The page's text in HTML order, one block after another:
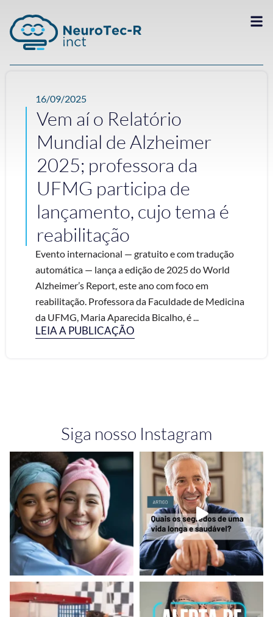
16/09/2025
Vem aí o Relatório
Mundial de Alzheimer
2025; professora da
UFMG participa de
lançamento, cujo tema é
reabilitação
Evento internacional — gratuito e com tradução
automática — lança a edição de 2025 do World
Alzheimer’s Report, este ano com foco em
reabilitação. Professora da Faculdade de Medicina
da UFMG, Maria Aparecida Bicalho, é ...
LEIA A PUBLICAÇÃO
Siga nosso Instagram